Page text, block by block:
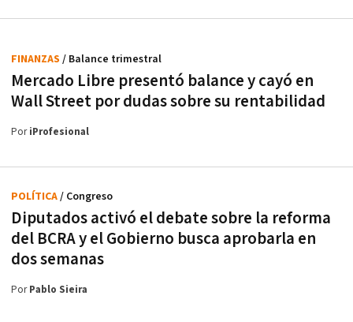
Mercado Libre presentó balance y cayó en
Wall Street por dudas sobre su rentabilidad
FINANZAS / Balance trimestral
PoriProfesional
Diputados activó el debate sobre la reforma
del BCRA y el Gobierno busca aprobarla en
dos semanas
POLÍTICA/ Congreso
PorPablo Sieira